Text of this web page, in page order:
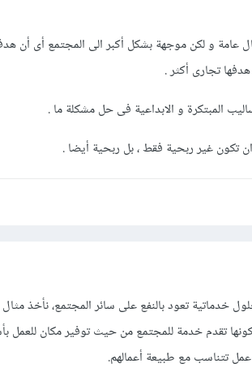
عامة و لكن موجهة بشكل أكبر الى المجتمع أى أن
تجارى أكثر .
المبتكرة و الابداعية فى حل مشكلة ما .
تكون غير ربحية فقط ، بل ربحية أيضا .
خدماتية تعود بالنفع على سائر المجتمع، نأخذ
تقدم خدمة للمجتمع من حيث توفير مكان للعمل
تتناسب مع طبيعة أعمالهم.